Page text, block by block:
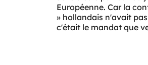
Européenne. Car la
» hollandais n'avait
c'était le mandat que